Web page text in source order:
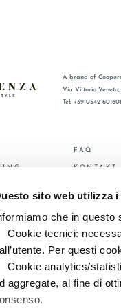
sito web utilizza i
che in questo
Cookie tecnici:
Per questi
Cookie analytics/
aggregate, al fine di
A brand of
Via Vittorio
Tel: +39 0542 601601
FAQ
KONTAKT
Ceramica d’ImolaP.IVA IT00498281203
policy — Privacy preferences